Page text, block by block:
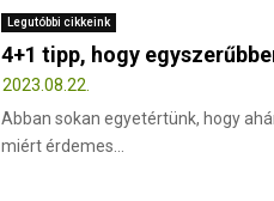
Legutóbbi cikkeink
4+1 tipp, hogy
2023.08.22.
Abban sokan egyetértünk, hogy
miért érdemes...